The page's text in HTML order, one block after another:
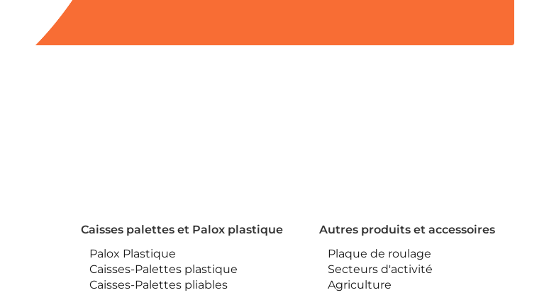
Caisses palettes et Palox plastique
Palox Plastique
Caisses-Palettes plastique
Caisses-Palettes pliables
Autres produits et accessoires
Plaque de roulage
Secteurs d'activité
Agriculture